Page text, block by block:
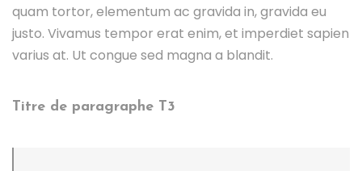
quam tortor, elementum ac gravida in, gravida eu
justo. Vivamus tempor erat enim, et imperdiet sapien
varius at. Ut congue sed magna a blandit.
Titre de paragraphe T3